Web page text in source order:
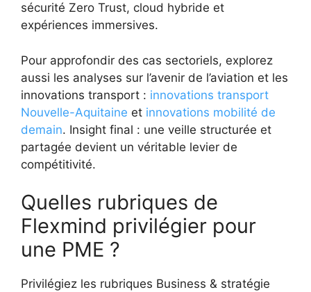
sécurité Zero Trust, cloud hybride et
expériences immersives.
Pour approfondir des cas sectoriels, explorez
aussi les analyses sur l’avenir de l’aviation et les
innovations transport : innovations transport
Nouvelle-Aquitaine et innovations mobilité de
demain. Insight final : une veille structurée et
partagée devient un véritable levier de
compétitivité.
Quelles rubriques de
Flexmind privilégier pour
une PME ?
Privilégiez les rubriques Business & stratégie